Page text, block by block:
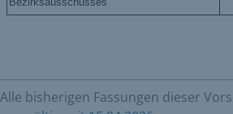
Alle bisherigen Fassungen dieser